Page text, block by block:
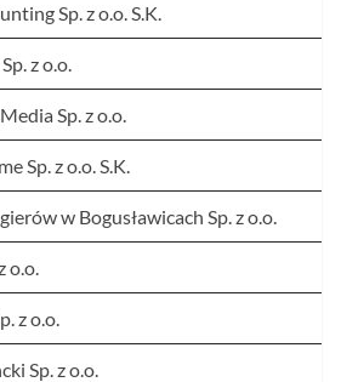
Sp. z o.o. S.K.
z o.o.
Sp. z o.o.
Sp. z o.o. S.K.
w Bogusławicach Sp. z o.o.
o.o.
z o.o.
Sp. z o.o.